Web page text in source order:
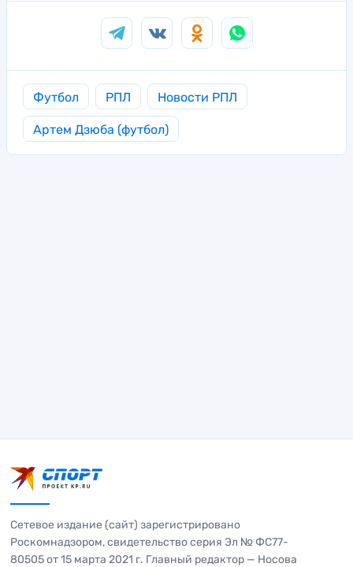
Футбол РПЛ Новости РПЛ
Артем Дзюба (футбол)
Сетевое издание (сайт) зарегистрировано
Роскомнадзором, свидетельство серия Эл № ФС77-
80505 от 15 марта 2021 г. Главный редактор — Носова